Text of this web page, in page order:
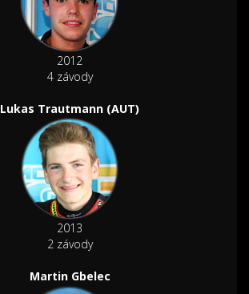
2012
4 závody
Lukas Trautmann (AUT)
2013
2 závody
Martin Gbelec